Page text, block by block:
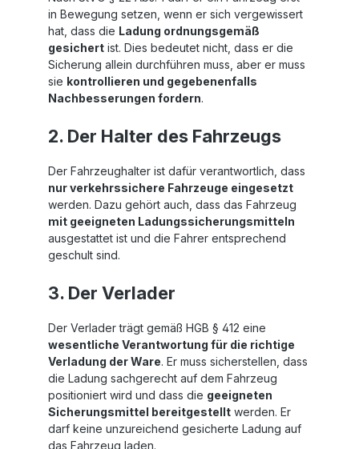
in Bewegung setzen, wenn er sich vergewissert
hat, dass die Ladung ordnungsgemäß
gesichert ist. Dies bedeutet nicht, dass er die
Sicherung allein durchführen muss, aber er muss
sie kontrollieren und gegebenenfalls
Nachbesserungen fordern.
2. Der Halter des Fahrzeugs
Der Fahrzeughalter ist dafür verantwortlich, dass
nur verkehrssichere Fahrzeuge eingesetzt
werden. Dazu gehört auch, dass das Fahrzeug
mit geeigneten Ladungssicherungsmitteln
ausgestattet ist und die Fahrer entsprechend
geschult sind.
3. Der Verlader
Der Verlader trägt gemäß HGB § 412 eine
wesentliche Verantwortung für die richtige
Verladung der Ware. Er muss sicherstellen, dass
die Ladung sachgerecht auf dem Fahrzeug
positioniert wird und dass die geeigneten
Sicherungsmittel bereitgestellt werden. Er
darf keine unzureichend gesicherte Ladung auf
das Fahrzeug laden.